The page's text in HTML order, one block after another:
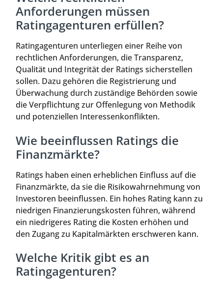
Anforderungen müssen
Ratingagenturen erfüllen?
Ratingagenturen unterliegen einer Reihe von
rechtlichen Anforderungen, die Transparenz,
Qualität und Integrität der Ratings sicherstellen
sollen. Dazu gehören die Registrierung und
Überwachung durch zuständige Behörden sowie
die Verpflichtung zur Offenlegung von Methodik
und potenziellen Interessenkonflikten.
Wie beeinflussen Ratings die
Finanzmärkte?
Ratings haben einen erheblichen Einfluss auf die
Finanzmärkte, da sie die Risikowahrnehmung von
Investoren beeinflussen. Ein hohes Rating kann zu
niedrigen Finanzierungskosten führen, während
ein niedrigeres Rating die Kosten erhöhen und
den Zugang zu Kapitalmärkten erschweren kann.
Welche Kritik gibt es an
Ratingagenturen?